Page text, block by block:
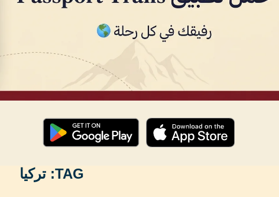
TAG: تركيا